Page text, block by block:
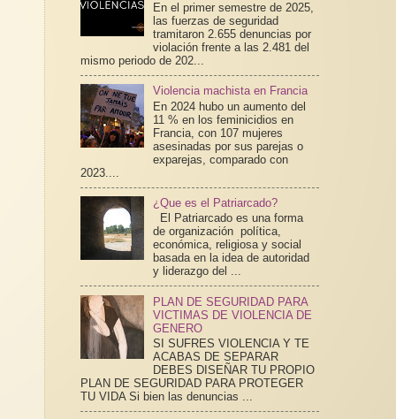
En el primer semestre de 2025,
las fuerzas de seguridad
tramitaron 2.655 denuncias por
violación frente a las 2.481 del
mismo periodo de 202...
Violencia machista en Francia
En 2024 hubo un aumento del
11 % en los feminicidios en
Francia, con 107 mujeres
asesinadas por sus parejas o
exparejas, comparado con
2023....
¿Que es el Patriarcado?
El Patriarcado es una forma
de organización política,
económica, religiosa y social
basada en la idea de autoridad
y liderazgo del ...
PLAN DE SEGURIDAD PARA
VICTIMAS DE VIOLENCIA DE
GENERO
SI SUFRES VIOLENCIA Y TE
ACABAS DE SEPARAR
DEBES DISEÑAR TU PROPIO
PLAN DE SEGURIDAD PARA PROTEGER
TU VIDA Si bien las denuncias ...